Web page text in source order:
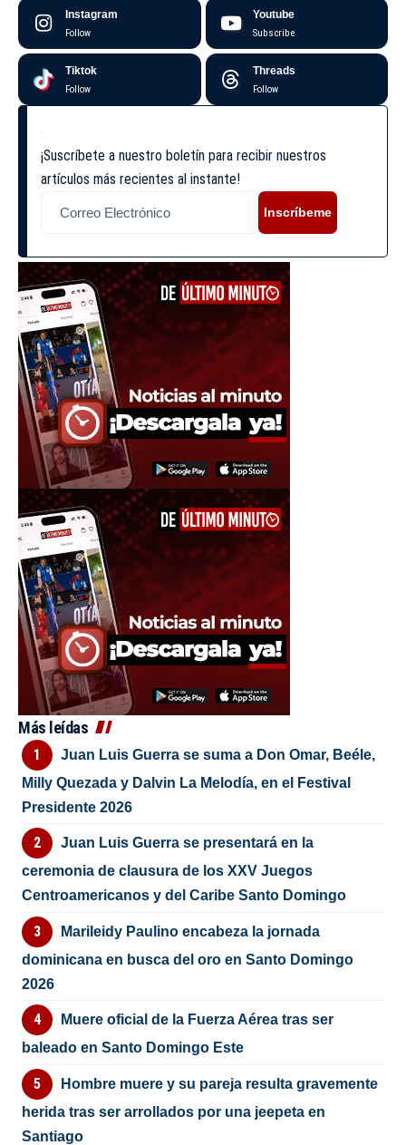
Instagram
Follow
Youtube
Subscribe
Tiktok
Follow
Threads
Follow
¡Suscríbete a nuestro boletín para recibir nuestros
artículos más recientes al instante!
Inscríbeme
Más leídas
Juan Luis Guerra se suma a Don Omar, Beéle,
Milly Quezada y Dalvin La Melodía, en el Festival
Presidente 2026
Juan Luis Guerra se presentará en la
ceremonia de clausura de los XXV Juegos
Centroamericanos y del Caribe Santo Domingo
Marileidy Paulino encabeza la jornada
dominicana en busca del oro en Santo Domingo
2026
Muere oficial de la Fuerza Aérea tras ser
baleado en Santo Domingo Este
Hombre muere y su pareja resulta gravemente
herida tras ser arrollados por una jeepeta en
Santiago